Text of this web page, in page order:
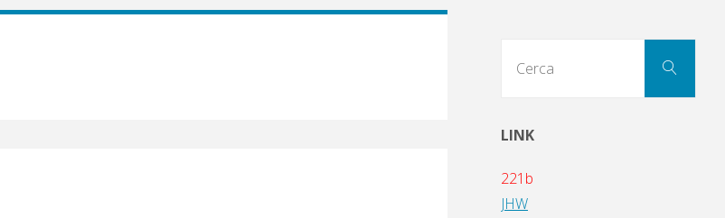
Cerca
LINK
221b
JHW